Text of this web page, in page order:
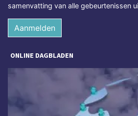
samenvatting van alle gebeurtenissen
Aanmelden
ONLINE DAGBLADEN